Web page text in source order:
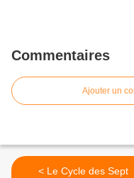
Commentaires
Ajouter un
< Le Cycle des Sept